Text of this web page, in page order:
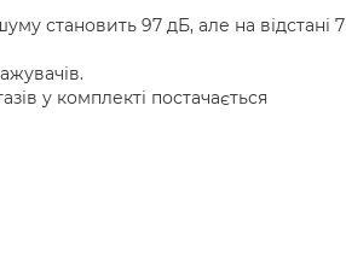
становить 97 дБ, але на відстані 7
у комплекті постачається